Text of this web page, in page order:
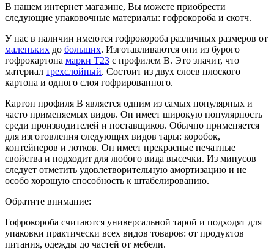
В нашем интернет магазине, Вы можете приобрести
следующие упаковочные материалы: гофрокороба и скотч.
У нас в наличии имеются гофрокороба различных размеров от
маленьких до больших. Изготавливаются они из бурого
гофрокартона марки Т23 с профилем В. Это значит, что
материал трехслойный. Состоит из двух слоев плоского
картона и одного слоя гофрированного.
Картон профиля В является одним из самых популярных и
часто применяемых видов. Он имеет широкую популярность
среди производителей и поставщиков. Обычно применяется
для изготовления следующих видов тары: коробок,
контейнеров и лотков. Он имеет прекрасные печатные
свойства и подходит для любого вида высечки. Из минусов
следует отметить удовлетворительную амортизацию и не
особо хорошую способность к штабелированию.
Обратите внимание:
Гофрокороба считаются универсальной тарой и подходят для
упаковки практически всех видов товаров: от продуктов
питания, одежды до частей от мебели.